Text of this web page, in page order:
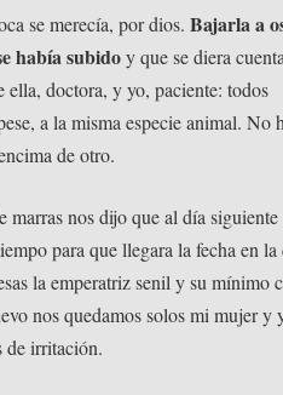
se merecía, por dios.Bajarla a
había subidoy que se diera
ella, doctora, y yo, paciente: todos
a la misma especie animal. No
de otro.
marras nos dijo que al día
para que llegara la fecha en la
la emperatriz senil y su mínimo
nos quedamos solos mi mujer y
de irritación.